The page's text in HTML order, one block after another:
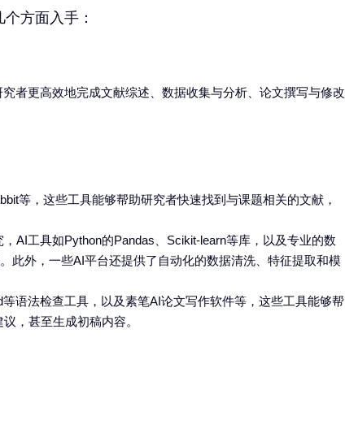
方面入手：
者更高效地完成文献综述、数据收集与分析、论文撰写与修改
等，这些工具能够帮助研究者快速找到与课题相关的文献，
，AI工具如Python的Pandas、Scikit-learn等库，以及专业的数
此外，一些AI平台还提供了自动化的数据清洗、特征提取和模
语法检查工具，以及素笔AI论文写作软件等，这些工具能够帮
，甚至生成初稿内容。